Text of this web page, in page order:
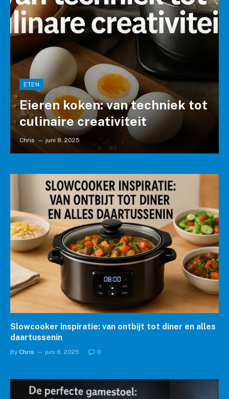
ETEN
Eieren koken: van techniek tot
culinaire creativiteit
Chris juni 8, 2025
Slowcooker inspiratie: van ontbijt tot diner en alles
daartussenin
By Chris juni 8, 2025 0